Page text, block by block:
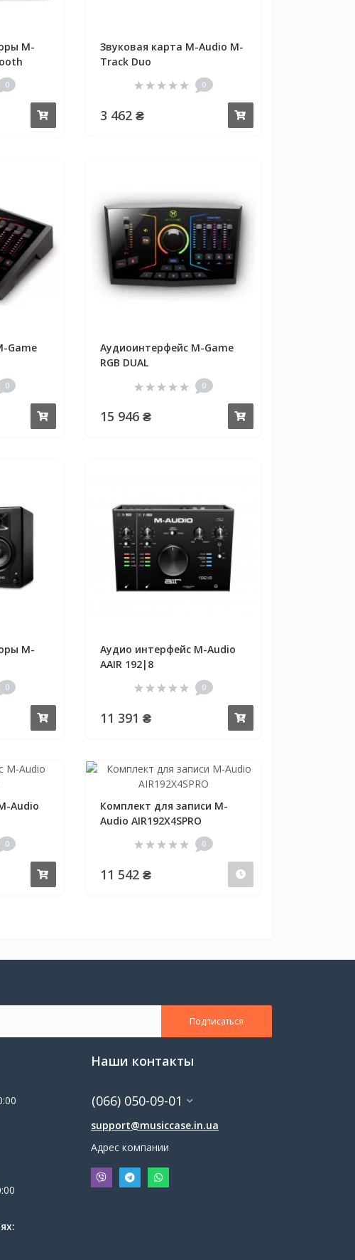
M-
0
Звуковая карта M-Audio M-
Track Duo
0
3 462 ₴
Game
0
Аудиоинтерфейс M-Game
RGB DUAL
0
15 946 ₴
M-
0
Аудио интерфейс M-Audio
AAIR 192|8
0
11 391 ₴
Audio
0
Комплект для записи M-
Audio AIR192X4SPRO
0
11 542 ₴
Подписаться
Наши контакты
(066) 050-09-01
support@musiccase.in.ua
Адрес компании